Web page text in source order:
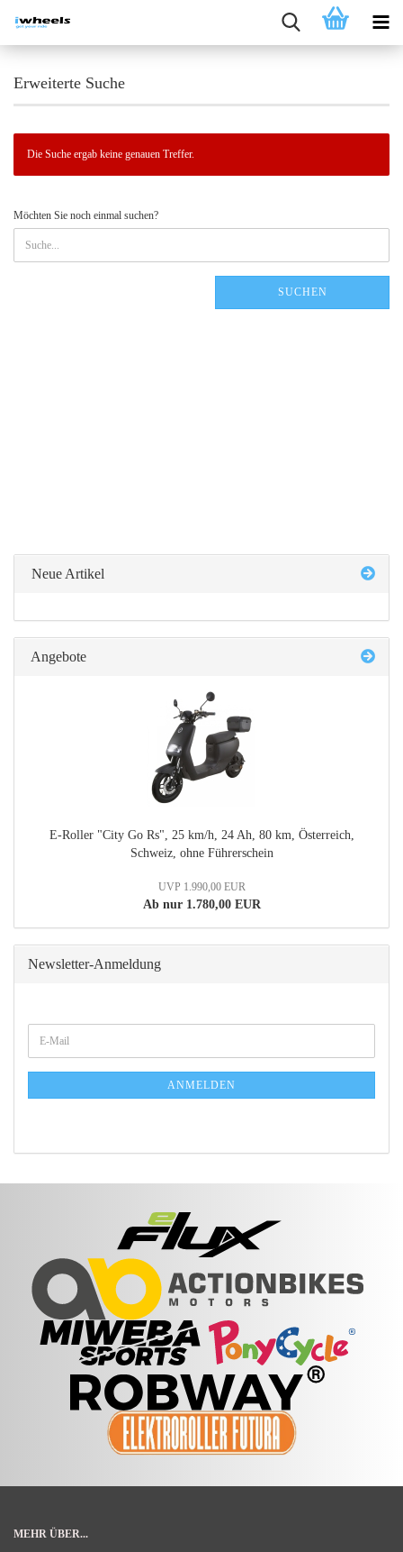
Erweiterte Suche
Die Suche ergab keine genauen Treffer.
MÖCHTEN
SIE
NOCH
EINMAL
Möchten Sie noch einmal suchen?
SUCHEN
Neue Artikel
Angebote
E-Roller "City Go Rs", 25 km/h, 24 Ah, 80 km, Österreich,
Schweiz, ohne Führerschein
UVP 1.990,00 EUR
Ab nur 1.780,00 EUR
Newsletter-Anmeldung
ZUR
NEWSLETTER-
ANMELDUNG
E-
Mail
ANMELDEN
MEHR ÜBER...